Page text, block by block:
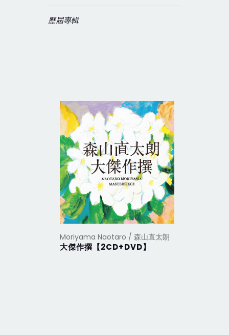
歷屆專輯
Moriyama Naotaro / 森山直太朗
大傑作撰【2CD+DVD】